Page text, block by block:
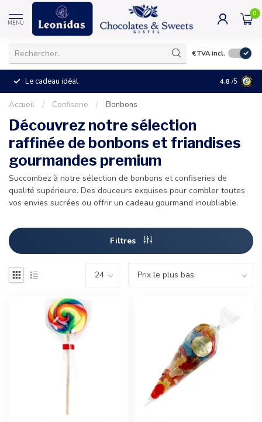
MENU
0
€TVA incl.
Le cadeau idéal 4.8 /5
Accueil / Confiserie / Bonbons
Découvrez notre sélection
raffinée de bonbons et friandises
gourmandes premium
Succombez à notre sélection de bonbons et confiseries de
qualité supérieure. Des douceurs exquises pour combler toutes
vos envies sucrées ou offrir un cadeau gourmand inoubliable.
Filtres